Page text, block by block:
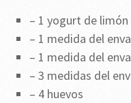
– 1 yogurt de limón
– 1 medida del
– 1 medida del
– 3 medidas del
– 4 huevos